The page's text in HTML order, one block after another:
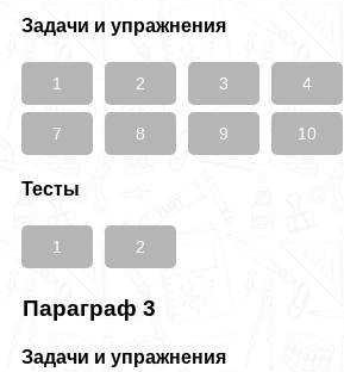
Задачи и упражнения
1 2 3 4
7 8 9 10
Тесты
1 2
Параграф 3
Задачи и упражнения